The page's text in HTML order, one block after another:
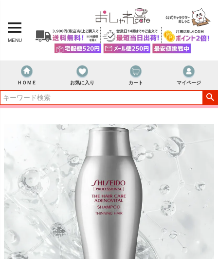
MENU
ＨＯＭＥ お気に入り カート マイページ